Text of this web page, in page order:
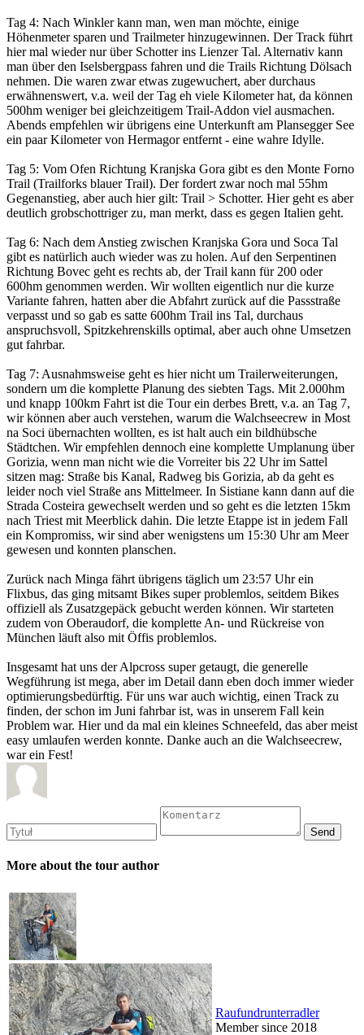
Tag 4: Nach Winkler kann man, wen man möchte, einige
Höhenmeter sparen und Trailmeter hinzugewinnen. Der Track führt
hier mal wieder nur über Schotter ins Lienzer Tal. Alternativ kann
man über den Iselsbergpass fahren und die Trails Richtung Dölsach
nehmen. Die waren zwar etwas zugewuchert, aber durchaus
erwähnenswert, v.a. weil der Tag eh viele Kilometer hat, da können
500hm weniger bei gleichzeitigem Trail-Addon viel ausmachen.
Abends empfehlen wir übrigens eine Unterkunft am Plansegger See
ein paar Kilometer von Hermagor entfernt - eine wahre Idylle.
Tag 5: Vom Ofen Richtung Kranjska Gora gibt es den Monte Forno
Trail (Trailforks blauer Trail). Der fordert zwar noch mal 55hm
Gegenanstieg, aber auch hier gilt: Trail > Schotter. Hier geht es aber
deutlich grobschottriger zu, man merkt, dass es gegen Italien geht.
Tag 6: Nach dem Anstieg zwischen Kranjska Gora und Soca Tal
gibt es natürlich auch wieder was zu holen. Auf den Serpentinen
Richtung Bovec geht es rechts ab, der Trail kann für 200 oder
600hm genommen werden. Wir wollten eigentlich nur die kurze
Variante fahren, hatten aber die Abfahrt zurück auf die Passstraße
verpasst und so gab es satte 600hm Trail ins Tal, durchaus
anspruchsvoll, Spitzkehrenskills optimal, aber auch ohne Umsetzen
gut fahrbar.
Tag 7: Ausnahmsweise geht es hier nicht um Trailerweiterungen,
sondern um die komplette Planung des siebten Tags. Mit 2.000hm
und knapp 100km Fahrt ist die Tour ein derbes Brett, v.a. an Tag 7,
wir können aber auch verstehen, warum die Walchseecrew in Most
na Soci übernachten wollten, es ist halt auch ein bildhübsche
Städtchen. Wir empfehlen dennoch eine komplette Umplanung über
Gorizia, wenn man nicht wie die Vorreiter bis 22 Uhr im Sattel
sitzen mag: Straße bis Kanal, Radweg bis Gorizia, ab da geht es
leider noch viel Straße ans Mittelmeer. In Sistiane kann dann auf die
Strada Costeira gewechselt werden und so geht es die letzten 15km
nach Triest mit Meerblick dahin. Die letzte Etappe ist in jedem Fall
ein Kompromiss, wir sind aber wenigstens um 15:30 Uhr am Meer
gewesen und konnten planschen.
Zurück nach Minga fährt übrigens täglich um 23:57 Uhr ein
Flixbus, das ging mitsamt Bikes super problemlos, seitdem Bikes
offiziell als Zusatzgepäck gebucht werden können. Wir starteten
zudem von Oberaudorf, die komplette An- und Rückreise von
München läuft also mit Öffis problemlos.
Insgesamt hat uns der Alpcross super getaugt, die generelle
Wegführung ist mega, aber im Detail dann eben doch immer wieder
optimierungsbedürftig. Für uns war auch wichtig, einen Track zu
finden, der schon im Juni fahrbar ist, was in unserem Fall kein
Problem war. Hier und da mal ein kleines Schneefeld, das aber meist
easy umlaufen werden konnte. Danke auch an die Walchseecrew,
war ein Fest!
More about the tour author
Raufundrunterradler
Member since 2018